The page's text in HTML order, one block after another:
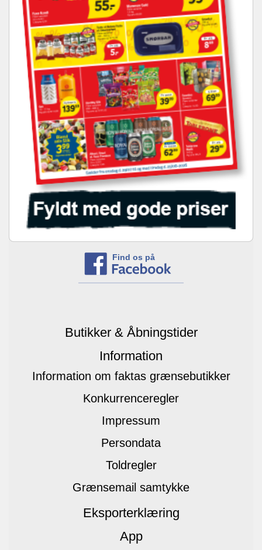
Find os på
Butikker & Åbningstider
Information
Information om faktas grænsebutikker
Konkurrenceregler
Impressum
Persondata
Toldregler
Grænsemail samtykke
Eksporterklæring
App